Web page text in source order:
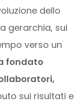
dello
gerarchia, sui
verso un
fondato
sui risultati e